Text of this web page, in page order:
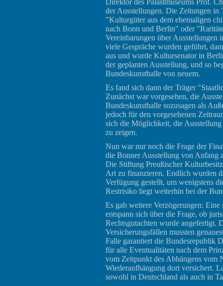
Direktor des Palastmuseums Prof.
der Ausstellungen. Die Zeitungen
"Kulturgüter aus dem ehemaligen
nach Bonn und Berlin" oder
Vereinbarungen über
viele Gespräche wurden geführt,
aus und wurde Kultursenator in
der geplanten Ausstellung, und so
Bundeskunsthalle von neuem.
Es fand sich dann der Träger
Zunächst war vorgesehen, die
Bundeskunsthalle sozusagen als
jedoch für den vorgesehenen
sich die Möglichkeit, die
zu zeigen.
Nun war nur noch die Frage der
die Bonner Ausstellung von Anfang
Die Stiftung Preußischer
Art zu finanzieren. Endlich wurden
Verfügung gestellt, um wenigstens
Restrisiko liegt weiterhin bei der
Es gab weitere Verzögerungen:
entspann sich über die Frage, ob
Rechtsgutachten wurde angefertigt.
Versicherungsfällen mussten
Falle garantiert die Bundesrepublik
für alle Eventualitäten nach dem
vom Zeitpunkt des Abhängens vom
Wiederaufhängung dort versichert.
sowohl in Deutschland als auch in